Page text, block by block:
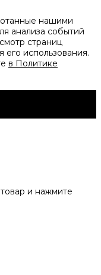
нашими
анализа событий
страниц
его использования.
в Политике
и нажмите